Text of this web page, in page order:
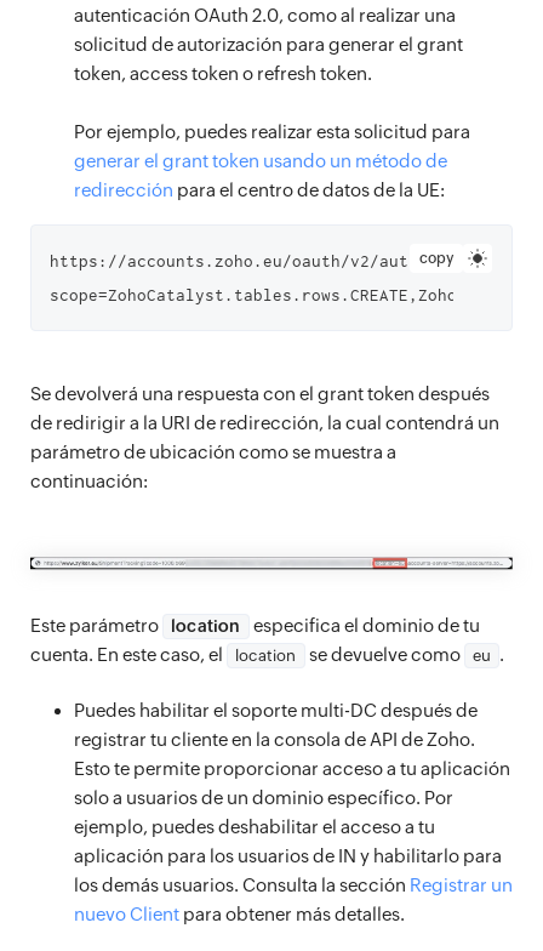
autenticación OAuth 2.0, como al realizar una
solicitud de autorización para generar el grant
token, access token o refresh token.
Por ejemplo, puedes realizar esta solicitud para
generar el grant token usando un método de
redirección para el centro de datos de la UE:
copy
https://accounts.zoho.eu/oauth/v2/auth?
Se devolverá una respuesta con el grant token después
de redirigir a la URI de redirección, la cual contendrá un
parámetro de ubicación como se muestra a
continuación:
Este parámetro location
especifica el dominio de tu
cuenta. En este caso, el
location se devuelve como eu .
Puedes habilitar el soporte multi-DC después de
registrar tu cliente en la consola de API de Zoho.
Esto te permite proporcionar acceso a tu aplicación
solo a usuarios de un dominio específico. Por
ejemplo, puedes deshabilitar el acceso a tu
aplicación para los usuarios de IN y habilitarlo para
los demás usuarios. Consulta la sección Registrar un
nuevo Client para obtener más detalles.